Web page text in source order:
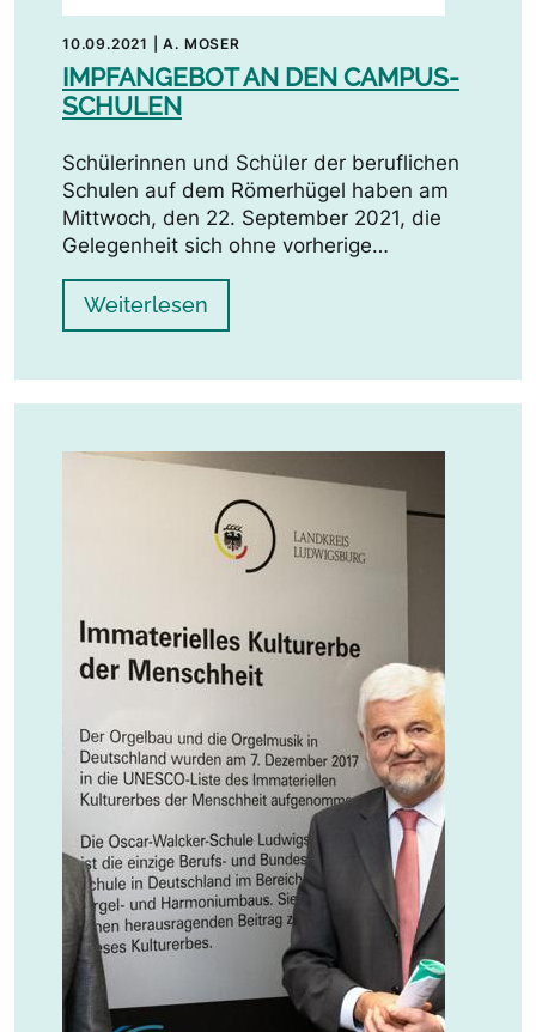
10.09.2021 |A. MOSER
IMPFANGEBOT AN DEN CAMPUS-
SCHULEN
Schülerinnen und Schüler der beruflichen
Schulen auf dem Römerhügel haben am
Mittwoch, den 22. September 2021, die
Gelegenheit sich ohne vorherige…
Weiterlesen